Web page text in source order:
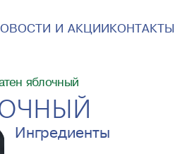
И АКЦИИКОНТАКТЫ
яблочный
Ингредиенты